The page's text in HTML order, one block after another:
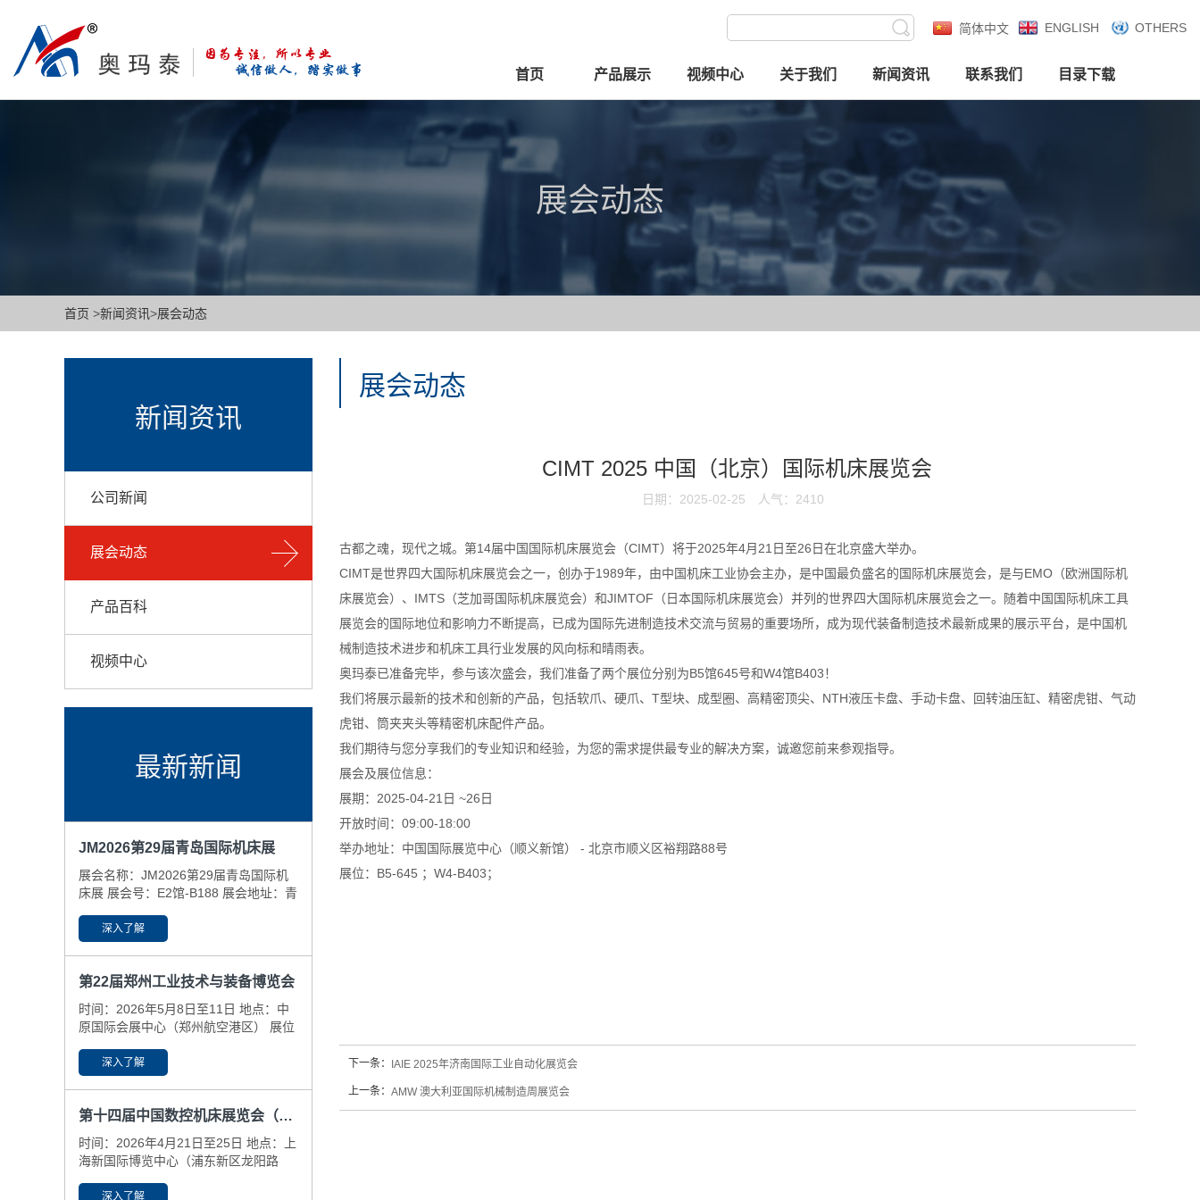
简体中文 ENGLISH OTHERS
首页 产品展示 视频中心 关于我们 新闻资讯 联系我们 目录下载
展会动态
首页 >新闻资讯>展会动态
新闻资讯
公司新闻
展会动态
产品百科
视频中心
最新新闻
JM2026第29届青岛国际机床展
展会名称：JM2026第29届青岛国际机
床展 展会号：E2馆-B188 展会地址：青
6.25-29
深入了解
第22届郑州工业技术与装备博览会
时间：2026年5月8日至11日 地点：中
原国际会展中心（郑州航空港区） 展位
深入了解
第十四届中国数控机床展览会（CCMT2026）
时间：2026年4月21日至25日 地点：上
海新国际博览中心（浦东新区龙阳路
A381深入了解
展会动态
CIMT 2025 中国（北京）国际机床展览会
日期：2025-02-25 人气：2410
古都之魂，现代之城。第14届中国国际机床展览会（CIMT）将于2025年4月21日至26日在北京盛大举办。
CIMT是世界四大国际机床展览会之一，创办于1989年，由中国机床工业协会主办，是中国最负盛名的国际机床展览会，是与EMO（欧洲国际机
床展览会）、IMTS（芝加哥国际机床展览会）和JIMTOF（日本国际机床展览会）并列的世界四大国际机床展览会之一。随着中国国际机床工具
展览会的国际地位和影响力不断提高，已成为国际先进制造技术交流与贸易的重要场所，成为现代装备制造技术最新成果的展示平台，是中国机
械制造技术进步和机床工具行业发展的风向标和晴雨表。
奥玛泰已准备完毕，参与该次盛会，我们准备了两个展位分别为B5馆645号和W4馆B403！
我们将展示最新的技术和创新的产品，包括软爪、硬爪、T型块、成型圈、高精密顶尖、NTH液压卡盘、手动卡盘、回转油压缸、精密虎钳、气动
虎钳、筒夹夹头等精密机床配件产品。
我们期待与您分享我们的专业知识和经验，为您的需求提供最专业的解决方案，诚邀您前来参观指导。
展会及展位信息：
展期：2025-04-21日 ~26日
开放时间：09:00-18:00
举办地址：中国国际展览中心（顺义新馆） - 北京市顺义区裕翔路88号
展位：B5-645 ；W4-B403；
下一条： IAIE 2025年济南国际工业自动化展览会
上一条： AMW 澳大利亚国际机械制造周展览会